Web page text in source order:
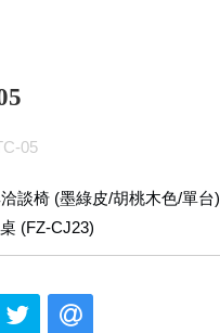
05
談椅 (墨綠皮/胡桃木色/單台)
(FZ-CJ23)